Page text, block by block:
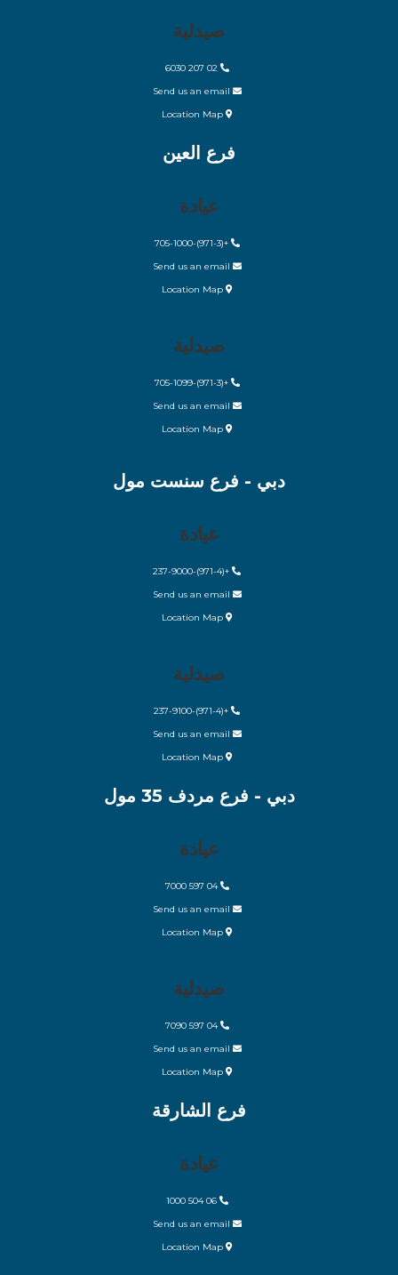
صيدلية
0
2 207 6030
Location Map
فرع العين
عيادة
+(971-3)-705-1000
Location Map
صيدلية
+(971-3)-705-1099
Location Map
دبي - فرع سنست مول
عيادة
+
(971-4)-237-9000
Location Map
صيدلية
+
(971-4)-237-9100
Location Map
دبي - فرع مردف 35 مول
عيادة
04 597 7000
Location Map
صيدلية
04 597 7090
Location Map
فرع الشارقة
عيادة
06 504 1000
Location Map